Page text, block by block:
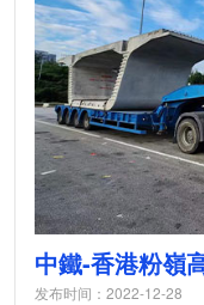
中鐵-香港粉嶺
发布时间：2022-12-28